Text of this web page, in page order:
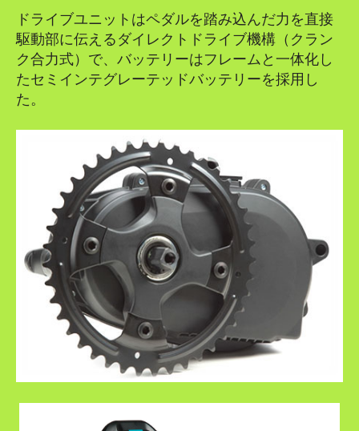
ドライブユニットはペダルを踏み込んだ力を直接
駆動部に伝えるダイレクトドライブ機構（クラン
ク合力式）で、バッテリーはフレームと一体化し
たセミインテグレーテッドバッテリーを採用し
た。